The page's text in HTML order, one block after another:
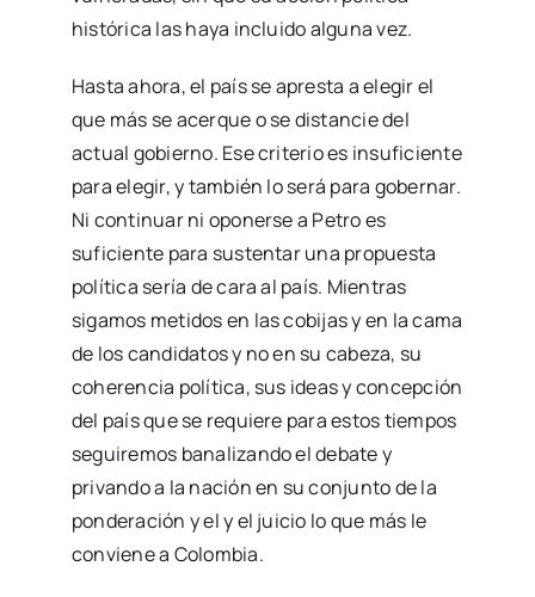
histórica las haya incluido alguna vez.
Hasta ahora, el país se apresta a elegir el
que más se acerque o se distancie del
actual gobierno. Ese criterio es insuficiente
para elegir, y también lo será para gobernar.
Ni continuar ni oponerse a Petro es
suficiente para sustentar una propuesta
política sería de cara al país. Mientras
sigamos metidos en las cobijas y en la cama
de los candidatos y no en su cabeza, su
coherencia política, sus ideas y concepción
del país que se requiere para estos tiempos
seguiremos banalizando el debate y
privando a la nación en su conjunto de la
ponderación y el y el juicio lo que más le
conviene a Colombia.